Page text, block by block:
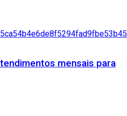
mensais para